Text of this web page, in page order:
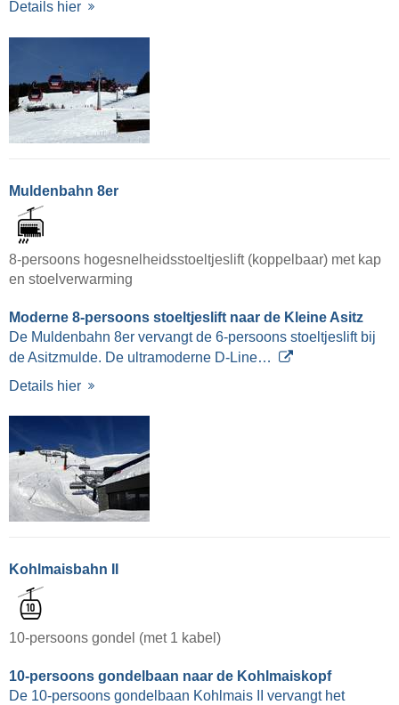
Details hier
Muldenbahn 8er
8-persoons hogesnelheidsstoeltjeslift (koppelbaar) met kap
en stoelverwarming
Moderne 8-persoons stoeltjeslift naar de Kleine Asitz
De Muldenbahn 8er vervangt de 6-persoons stoeltjeslift bij
de Asitzmulde. De ultramoderne D-Line…
Details hier
Kohlmaisbahn II
10-persoons gondel (met 1 kabel)
10-persoons gondelbaan naar de Kohlmaiskopf
De 10-persoons gondelbaan Kohlmais II vervangt het